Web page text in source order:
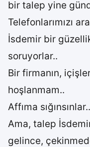
bir talep yine
Telefonlarımızı
İsdemir bir
soruyorlar..
Bir firmanın,
hoşlanmam..
Affıma sığınsınlar..
Ama, talep
gelince,